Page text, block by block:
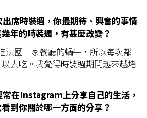
席時裝週，你最期待、興奮的事情
年的時裝週，有甚麼改變？
法國一家餐廳的蝸牛，所以每次都
去吃。我覺得時裝週期間越來越堵
在Instagram上分享自己的生活，
到你關於哪一方面的分享？